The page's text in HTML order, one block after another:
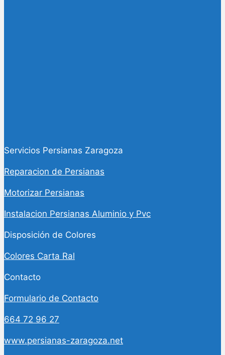
Servicios Persianas Zaragoza
Reparacion de Persianas
Motorizar Persianas
Instalacion Persianas Aluminio y Pvc
Disposición de Colores
Colores Carta Ral
Contacto
Formulario de Contacto
664 72 96 27
www.persianas-zaragoza.net